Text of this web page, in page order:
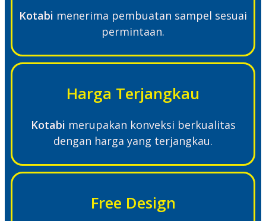
Kotabi menerima pembuatan sampel sesuai
permintaan.
Harga Terjangkau
Kotabi merupakan konveksi berkualitas
dengan harga yang terjangkau.
Free Design